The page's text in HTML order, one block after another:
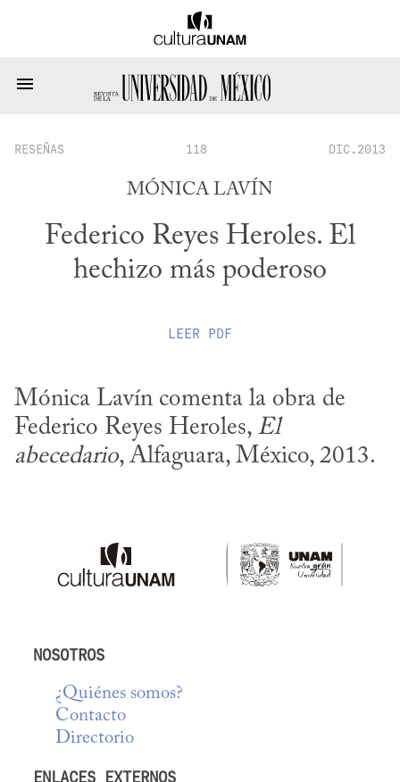
RESEÑAS 118 DIC.2013
MÓNICA LAVÍN
Federico Reyes Heroles. El
hechizo más poderoso
LEER PDF
Mónica Lavín comenta la obra de
Federico Reyes Heroles, El
abecedario, Alfaguara, México, 2013.
NOSOTROS
¿Quiénes somos?
Contacto
Directorio
ENLACES EXTERNOS